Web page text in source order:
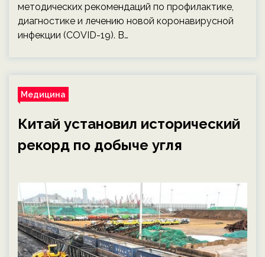
методических рекомендаций по профилактике,
диагностике и лечению новой коронавирусной
инфекции (COVID-19). В…
Медицина
Китай установил исторический
рекорд по добыче угля